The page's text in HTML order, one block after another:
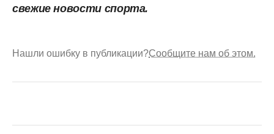
свежие новости спорта.
Нашли ошибку в публикации?Сообщите нам об этом.